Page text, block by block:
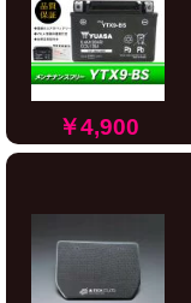
￥4,900